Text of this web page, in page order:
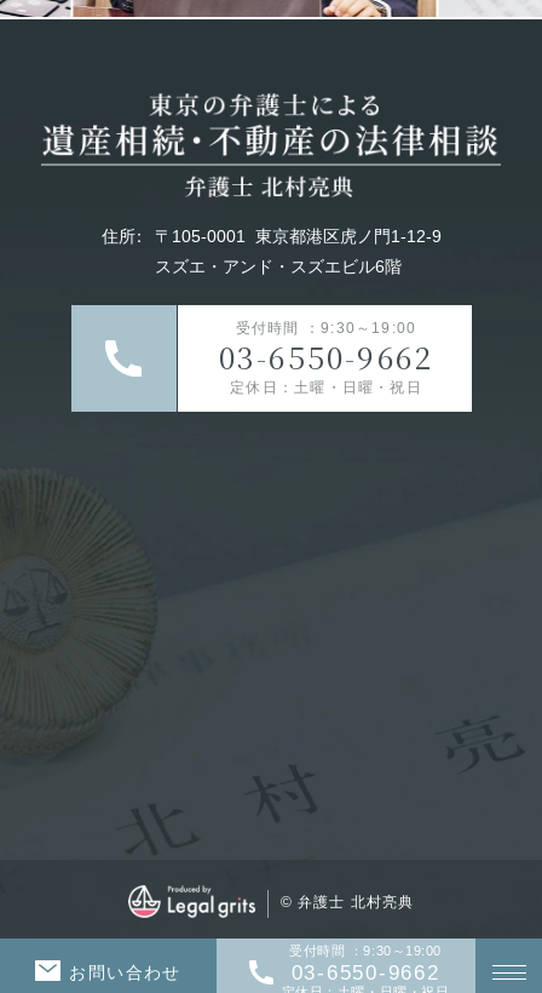
住所： 〒105-0001
東京都港区虎ノ門1-12-9
スズエ・アンド・スズエビル6階
受付時間 ：9:30～19:00
03-6550-9662
定休日：土曜・日曜・祝日
© 弁護士 北村亮典
お問い合わせ
受付時間 ：9:30～19:00
03-6550-9662